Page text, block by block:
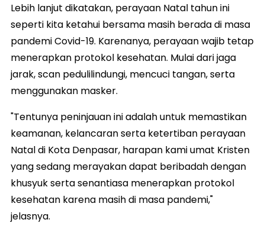
Lebih lanjut dikatakan, perayaan Natal tahun ini
seperti kita ketahui bersama masih berada di masa
pandemi Covid-19. Karenanya, perayaan wajib tetap
menerapkan protokol kesehatan. Mulai dari jaga
jarak, scan pedulilindungi, mencuci tangan, serta
menggunakan masker.
"Tentunya peninjauan ini adalah untuk memastikan
keamanan, kelancaran serta ketertiban perayaan
Natal di Kota Denpasar, harapan kami umat Kristen
yang sedang merayakan dapat beribadah dengan
khusyuk serta senantiasa menerapkan protokol
kesehatan karena masih di masa pandemi,"
jelasnya.